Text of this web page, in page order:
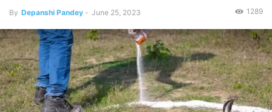
By Depanshi Pandey - June 25, 2023 1289